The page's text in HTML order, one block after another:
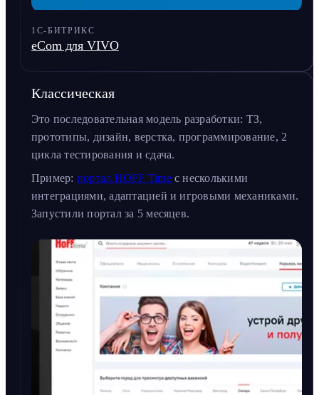
1С-БИТРИКС
eCom для VIVO
Классическая
Это последовательная модель разработки: ТЗ,
прототипы, дизайн, верстка, программирование, 2
цикла тестирования и сдача.
Пример: портал HOFF Timeс несколькими
интеграциями, адаптацией и игровыми механиками.
Запустили портал за 5 месяцев.